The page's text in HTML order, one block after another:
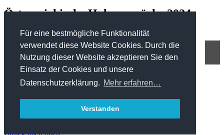
Für eine bestmögliche Funktionalität
verwendet diese Website Cookies. Durch die
Nutzung dieser Website akzeptieren Sie den
Einsatz der Cookies und unsere
Datenschutzerklärung. Mehr erfahren…
Verstanden
Österreichische Holzgespräche 2024
FHP - Kooperationsplattform Forst Holz Papier
Marxergasse 2/ 4. Stock - 1030 Wien
T: +43 1 402 01 12 900
Impressum / Datenschutz
Sitemap